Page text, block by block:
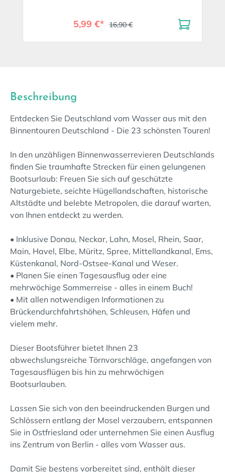
5,99 €* 16,90 €
Beschreibung
Entdecken Sie Deutschland vom Wasser aus mit den
Binnentouren Deutschland - Die 23 schönsten Touren!
In den unzähligen Binnenwasserrevieren Deutschlands
finden Sie traumhafte Strecken für einen gelungenen
Bootsurlaub: Freuen Sie sich auf geschützte
Naturgebiete, seichte Hügellandschaften, historische
Altstädte und belebte Metropolen, die darauf warten,
von Ihnen entdeckt zu werden.
• Inklusive Donau, Neckar, Lahn, Mosel, Rhein, Saar,
Main, Havel, Elbe, Müritz, Spree, Mittellandkanal, Ems,
Küstenkanal, Nord-Ostsee-Kanal und Weser.
• Planen Sie einen Tagesausflug oder eine
mehrwöchige Sommerreise - alles in einem Buch!
• Mit allen notwendigen Informationen zu
Brückendurchfahrtshöhen, Schleusen, Häfen und
vielem mehr.
Dieser Bootsführer bietet Ihnen 23
abwechslungsreiche Törnvorschläge, angefangen von
Tagesausflügen bis hin zu mehrwöchigen
Bootsurlauben.
Lassen Sie sich von den beeindruckenden Burgen und
Schlössern entlang der Mosel verzaubern, entspannen
Sie in Ostfriesland oder unternehmen Sie einen Ausflug
ins Zentrum von Berlin - alles vom Wasser aus.
Damit Sie bestens vorbereitet sind, enthält dieser